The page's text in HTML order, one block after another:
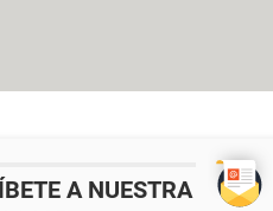
A NUESTRA